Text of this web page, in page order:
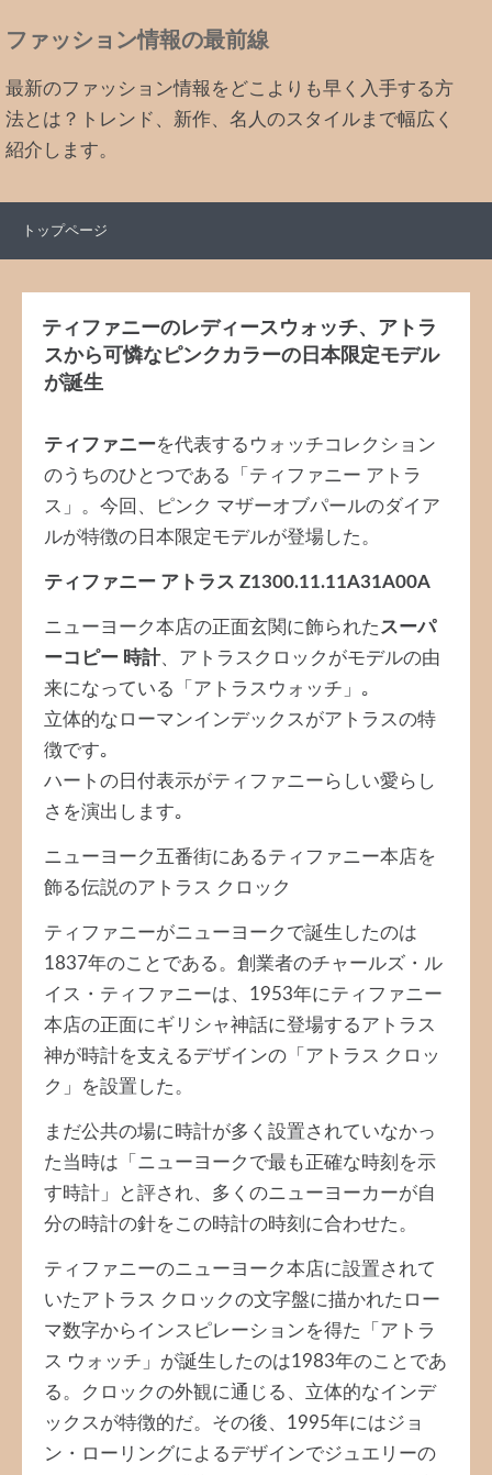
ファッション情報の最前線
最新のファッション情報をどこよりも早く入手する方
法とは？トレンド、新作、名人のスタイルまで幅広く
紹介します。
トップページ
ティファニーのレディースウォッチ、アトラ
スから可憐なピンクカラーの日本限定モデル
が誕生
ティファニーを代表するウォッチコレクション
のうちのひとつである「ティファニー アトラ
ス」。今回、ピンク マザーオブパールのダイア
ルが特徴の日本限定モデルが登場した。
ティファニー アトラス Z1300.11.11A31A00A
ニューヨーク本店の正面玄関に飾られた スーパ
ーコピー 時計、アトラスクロックがモデルの由
来になっている「アトラスウォッチ」｡
立体的なローマンインデックスがアトラスの特
徴です｡
ハートの日付表示がティファニーらしい愛らし
さを演出します｡
ニューヨーク五番街にあるティファニー本店を
飾る伝説のアトラス クロック
ティファニーがニューヨークで誕生したのは
1837年のことである。創業者のチャールズ・ル
イス・ティファニーは、1953年にティファニー
本店の正面にギリシャ神話に登場するアトラス
神が時計を支えるデザインの「アトラス クロッ
ク」を設置した。
まだ公共の場に時計が多く設置されていなかっ
た当時は「ニューヨークで最も正確な時刻を示
す時計」と評され、多くのニューヨーカーが自
分の時計の針をこの時計の時刻に合わせた。
ティファニーのニューヨーク本店に設置されて
いたアトラス クロックの文字盤に描かれたロー
マ数字からインスピレーションを得た「アトラ
ス ウォッチ」が誕生したのは1983年のことであ
る。クロックの外観に通じる、立体的なインデ
ックスが特徴的だ。その後、1995年にはジョ
ン・ローリングによるデザインでジュエリーの